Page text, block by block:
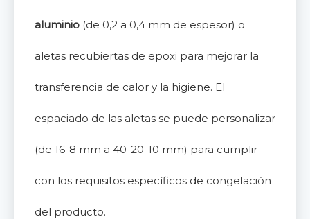
aluminio (de 0,2 a 0,4 mm de espesor) o
aletas recubiertas de epoxi para mejorar la
transferencia de calor y la higiene. El
espaciado de las aletas se puede personalizar
(de 16-8 mm a 40-20-10 mm) para cumplir
con los requisitos específicos de congelación
del producto.